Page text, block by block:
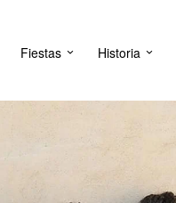
Fiestas Historia